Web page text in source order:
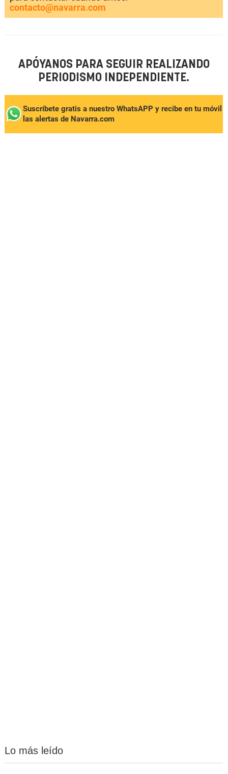
contacto@navarra.com
APÓYANOS PARA SEGUIR REALIZANDO
PERIODISMO INDEPENDIENTE.
Suscríbete gratis a nuestro WhatsAPP y recibe en tu móvil
las alertas de Navarra.com
Lo más leído